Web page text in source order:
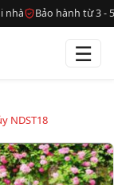
nhà Bảo hành từ 3 -
☰
NDST18